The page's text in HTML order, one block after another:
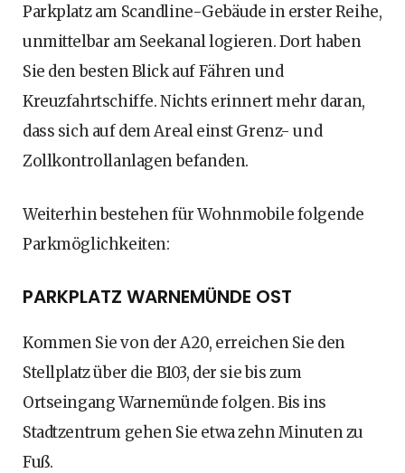
Parkplatz am Scandline-Gebäude in erster Reihe,
unmittelbar am Seekanal logieren. Dort haben
Sie den besten Blick auf Fähren und
Kreuzfahrtschiffe. Nichts erinnert mehr daran,
dass sich auf dem Areal einst Grenz- und
Zollkontrollanlagen befanden.
Weiterhin bestehen für Wohnmobile folgende
Parkmöglichkeiten:
PARKPLATZ WARNEMÜNDE OST
Kommen Sie von der A20, erreichen Sie den
Stellplatz über die B103, der sie bis zum
Ortseingang Warnemünde folgen. Bis ins
Stadtzentrum gehen Sie etwa zehn Minuten zu
Fuß.